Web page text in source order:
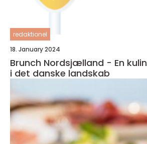
redaktionel
18. January 2024
Brunch Nordsjælland - En
i det danske landskab